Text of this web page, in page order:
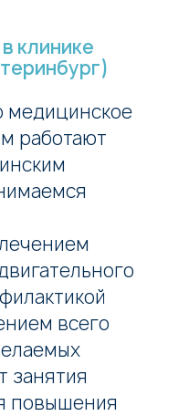
клинике
медицинское
работают
всего
занятия
повышения